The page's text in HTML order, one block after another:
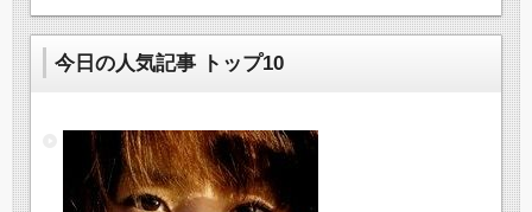
今日の人気記事 トップ10